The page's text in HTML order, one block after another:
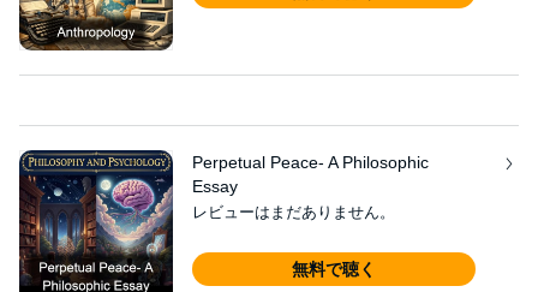
Perpetual Peace- A Philosophic
Essay
レビューはまだありません。
無料で聴く